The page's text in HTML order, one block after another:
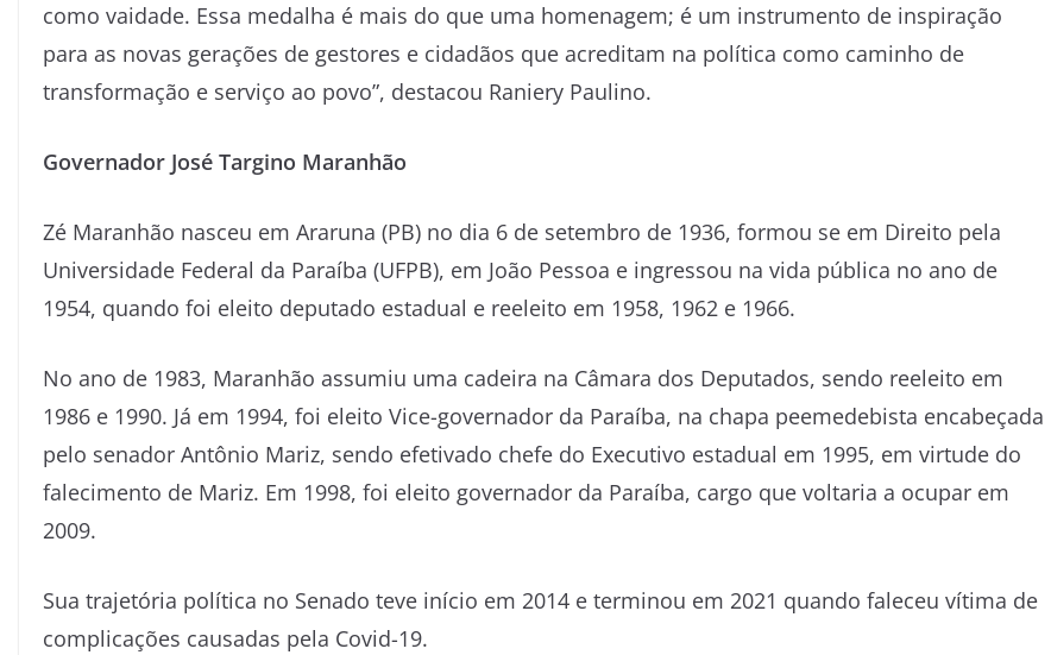
como vaidade. Essa medalha é mais do que uma homenagem; é um instrumento de inspiração
para as novas gerações de gestores e cidadãos que acreditam na política como caminho de
transformação e serviço ao povo”, destacou Raniery Paulino.
Governador José Targino Maranhão
Zé Maranhão nasceu em Araruna (PB) no dia 6 de setembro de 1936, formou se em Direito pela
Universidade Federal da Paraíba (UFPB), em João Pessoa e ingressou na vida pública no ano de
1954, quando foi eleito deputado estadual e reeleito em 1958, 1962 e 1966.
No ano de 1983, Maranhão assumiu uma cadeira na Câmara dos Deputados, sendo reeleito em
1986 e 1990. Já em 1994, foi eleito Vice-governador da Paraíba, na chapa peemedebista encabeçada
pelo senador Antônio Mariz, sendo efetivado chefe do Executivo estadual em 1995, em virtude do
falecimento de Mariz. Em 1998, foi eleito governador da Paraíba, cargo que voltaria a ocupar em
2009.
Sua trajetória política no Senado teve início em 2014 e terminou em 2021 quando faleceu vítima de
complicações causadas pela Covid-19.